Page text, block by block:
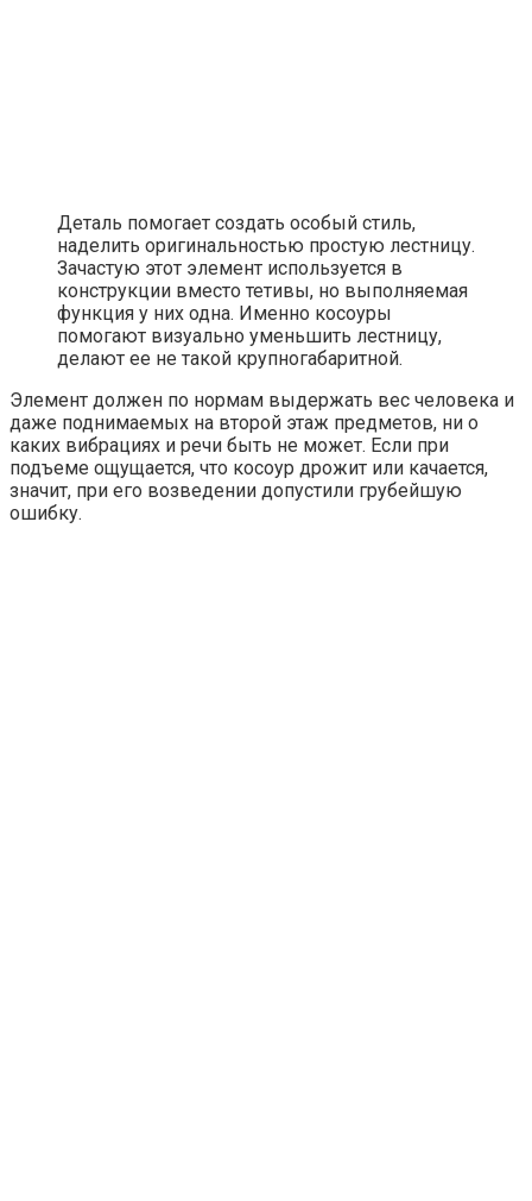
Деталь помогает создать особый стиль,
наделить оригинальностью простую лестницу.
Зачастую этот элемент используется в
конструкции вместо тетивы, но выполняемая
функция у них одна. Именно косоуры
помогают визуально уменьшить лестницу,
делают ее не такой крупногабаритной.
Элемент должен по нормам выдержать вес человека и
даже поднимаемых на второй этаж предметов, ни о
каких вибрациях и речи быть не может. Если при
подъеме ощущается, что косоур дрожит или качается,
значит, при его возведении допустили грубейшую
ошибку.